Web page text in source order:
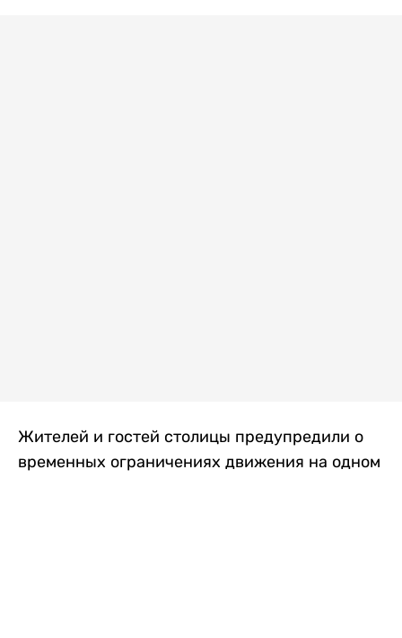
Жителей и гостей столицы предупредили о
временных ограничениях движения на одном